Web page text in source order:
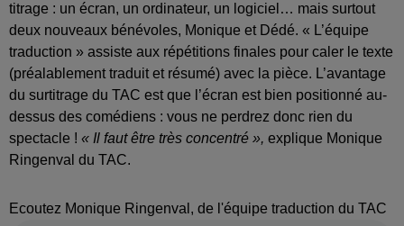
titrage : un écran, un ordinateur, un logiciel… mais surtout
deux nouveaux bénévoles, Monique et Dédé. « L’équipe
traduction » assiste aux répétitions finales pour caler le texte
(préalablement traduit et résumé) avec la pièce. L’avantage
du surtitrage du TAC est que l’écran est bien positionné au-
dessus des comédiens : vous ne perdrez donc rien du
spectacle ! « Il faut être très concentré », explique Monique
Ringenval du TAC.
Ecoutez Monique Ringenval, de l'équipe traduction du TAC